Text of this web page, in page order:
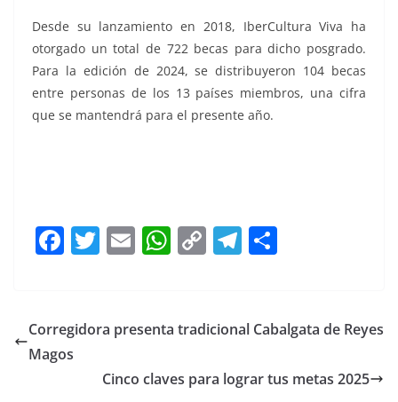
Desde su lanzamiento en 2018, IberCultura Viva ha
otorgado un total de 722 becas para dicho posgrado.
Para la edición de 2024, se distribuyeron 104 becas
entre personas de los 13 países miembros, una cifra
que se mantendrá para el presente año.
F
e
b
T
er
E
l
W
s
p
C
y
n
T
gr
m
e
Corregidora presenta tradicional Cabalgata de Reyes
Magos
Cinco claves para lograr tus metas 2025